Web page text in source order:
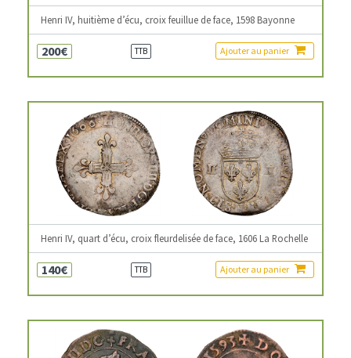
Henri IV, huitième d’écu, croix feuillue de face, 1598 Bayonne
200€ TTB Ajouter au panier
Henri IV, quart d’écu, croix fleurdelisée de face, 1606 La Rochelle
140€ TTB Ajouter au panier